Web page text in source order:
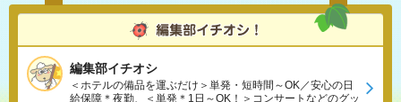
編集部イチオシ
＜ホテルの備品を運ぶだけ＞単発・短時間～OK／安心の日
給保障＊夜勤、＜単発＊1日～OK！＞コンサートなどのグッ